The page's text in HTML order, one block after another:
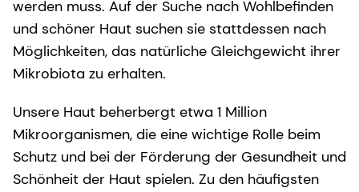
werden muss. Auf der Suche nach Wohlbefinden
und schöner Haut suchen sie stattdessen nach
Möglichkeiten, das natürliche Gleichgewicht ihrer
Mikrobiota zu erhalten.
Unsere Haut beherbergt etwa 1 Million
Mikroorganismen, die eine wichtige Rolle beim
Schutz und bei der Förderung der Gesundheit und
Schönheit der Haut spielen. Zu den häufigsten